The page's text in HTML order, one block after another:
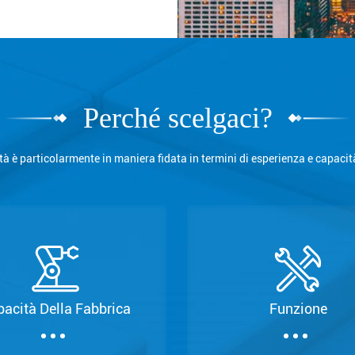
Perché scelgaci?
è particolarmente in maniera fidata in termini di esperienza e
Della Fabbrica Funzione